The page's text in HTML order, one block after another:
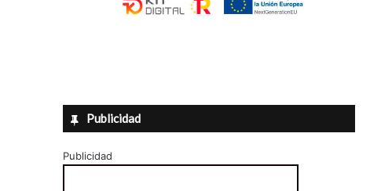
Publicidad
Publicidad